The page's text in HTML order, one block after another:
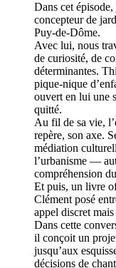
Dans cet
concepteur de
Puy‑de‑Dôme.
Avec lui, nous
de curiosité, de
déterminantes.
pique‑nique
ouvert en lui une
quitté.
Au fil de sa vie,
repère, son axe.
médiation
l’urbanisme —
compréhension
Et puis, un livre
Clément posé
appel discret
Dans cette
il conçoit un
jusqu’aux
décisions de